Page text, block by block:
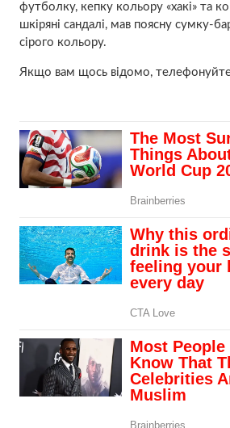
футболку, кепку кольору «хакі» та
шкіряні сандалі, мав поясну сумку-
сірого кольору.
Якщо вам щось відомо,